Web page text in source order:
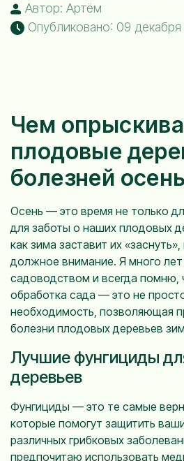
Автор: Артём
Опубликовано: 09 декабря
Чем
плодовые
болезней
Осень — это время не только
для заботы о наших плодовых
как зима заставит их
должное внимание. Я много
садоводством и всегда помню,
обработка сада — это не
необходимость, позволяющая
болезни плодовых деревьев
Лучшие фунгициды
деревьев
Фунгициды — это те самые
которые помогут защитить
различных грибковых
предпочитаю использовать